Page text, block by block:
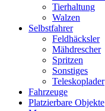
Tierhaltung
Walzen
Selbstfahrer
Feldhäcksler
Mähdrescher
Spritzen
Sonstiges
Teleskoplader
Fahrzeuge
Platzierbare Objekte